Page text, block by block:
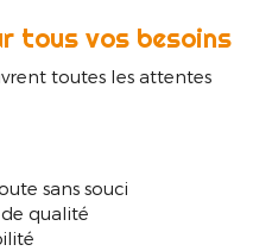
tous vos besoins
toutes les attentes
sans souci
qualité